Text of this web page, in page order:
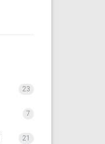
23
7
21